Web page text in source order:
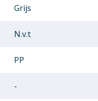
Grijs
N.v.t
PP
-